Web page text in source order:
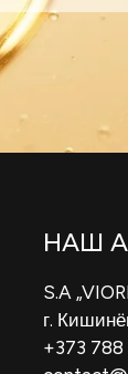
НАШ
S.A
г.
+373